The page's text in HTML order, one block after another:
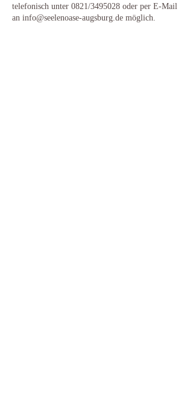
telefonisch unter 0821/3495028 oder per E-Mail
an info@seelenoase-augsburg.de möglich.